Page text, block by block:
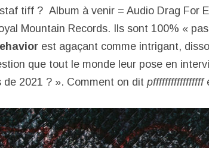
tiff ? Album à venir = Audio Drag For
Mountain Records. Ils sont 100% «
est agaçant comme intrigant,
que tout le monde leur pose en
de 2021 ? ». Comment on dit pfffffffffffffffff